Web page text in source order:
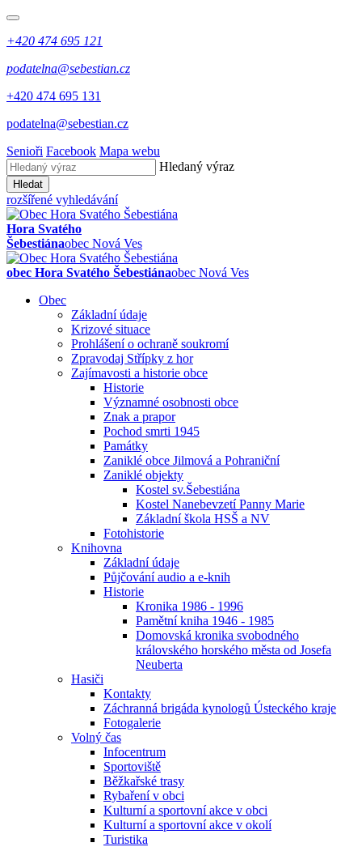
+420 474 695 121
podatelna@sebestian.cz
+420 474 695 131
podatelna@sebestian.cz
Senioři Facebook Mapa webu
Hledaný výraz
Hledat
rozšířené vyhledávání
Hora Svatého
Šebestiánaobec Nová Ves
obec Hora Svatého Šebestiánaobec Nová Ves
Obec
Základní údaje
Krizové situace
Prohlášení o ochraně soukromí
Zpravodaj Střípky z hor
Zajímavosti a historie obce
Historie
Významné osobnosti obce
Znak a prapor
Pochod smrti 1945
Památky
Zaniklé obce Jilmová a Pohraniční
Zaniklé objekty
Kostel sv.Šebestiána
Kostel Nanebevzetí Panny Marie
Základní škola HSŠ a NV
Fotohistorie
Knihovna
Základní údaje
Půjčování audio a e-knih
Historie
Kronika 1986 - 1996
Pamětní kniha 1946 - 1985
Domovská kronika svobodného
královského horského města od Josefa
Neuberta
Hasiči
Kontakty
Záchranná brigáda kynologů Ústeckého kraje
Fotogalerie
Volný čas
Infocentrum
Sportoviště
Běžkařské trasy
Rybaření v obci
Kulturní a sportovní akce v obci
Kulturní a sportovní akce v okolí
Turistika